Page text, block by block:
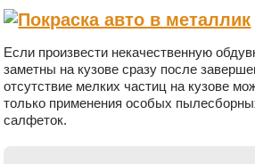
Если произвести некачественную
заметны на кузове сразу после
отсутствие мелких частиц на кузове
только применения особых
салфеток.